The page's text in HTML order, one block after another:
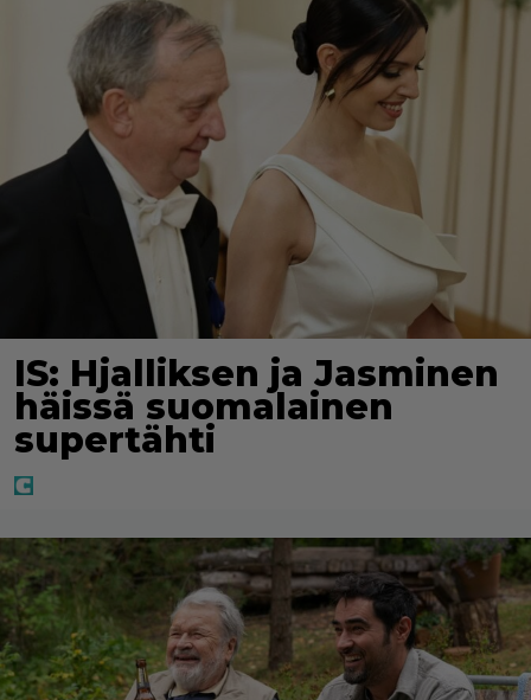
IS: Hjalliksen ja Jasminen
häissä suomalainen
supertähti